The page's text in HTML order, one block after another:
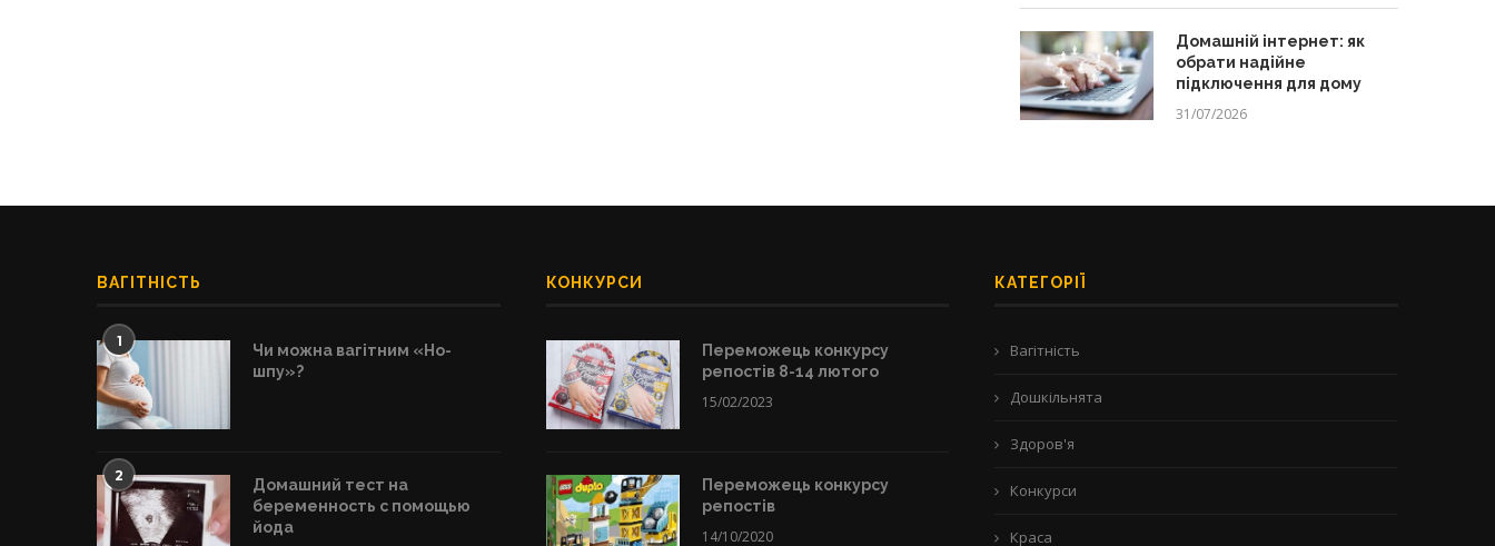
Домашній інтернет: як
обрати надійне
підключення для дому
31/07/2026
ВАГІТНІСТЬ
1
Чи можна вагітним «Но-
шпу»?
2
Домашний тест на
беременность с помощью
йода
КОНКУРСИ
Переможець конкурсу
репостів 8-14 лютого
15/02/2023
Переможець конкурсу
репостів
14/10/2020
КАТЕГОРІЇ
Вагітність
Дошкільнята
Здоров'я
Конкурси
Краса